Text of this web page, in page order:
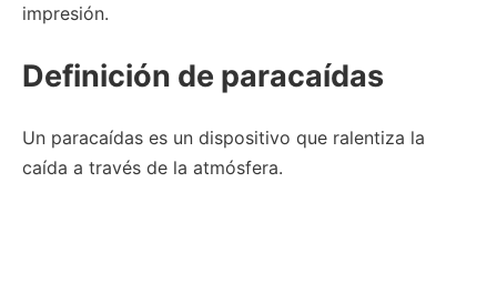
impresión.
Definición de paracaídas
Un paracaídas es un dispositivo que ralentiza la
caída a través de la atmósfera.